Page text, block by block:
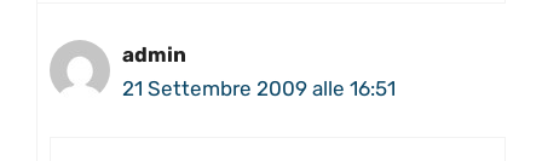
admin
21 Settembre 2009 alle 16:51